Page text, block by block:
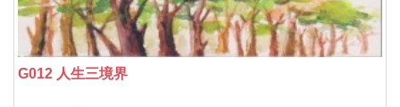
G012 人生三境界